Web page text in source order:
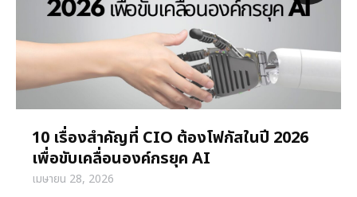
10 เรื่องสำคัญที่ CIO ต้องโฟกัสในปี 2026
เพื่อขับเคลื่อนองค์กรยุค AI
เมษายน 28, 2026